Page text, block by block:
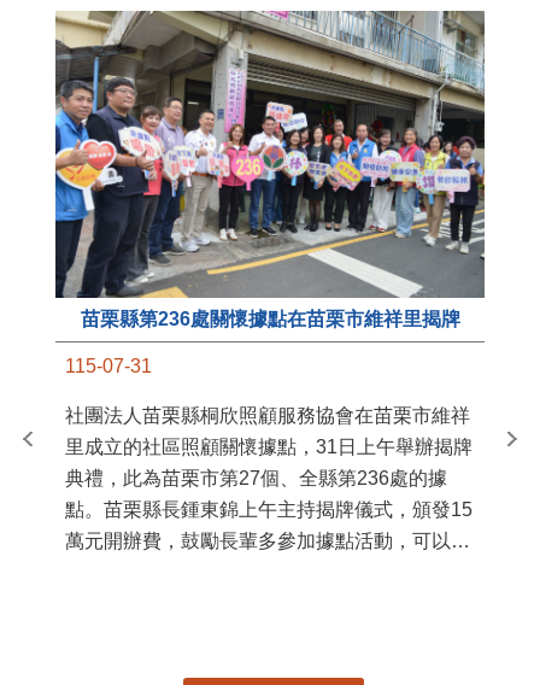
苗栗縣第236處關懷據點在苗栗市維祥里揭牌
115-07-31
社團法人苗栗縣桐欣照顧服務協會在苗栗市維祥
里成立的社區照顧關懷據點，31日上午舉辦揭牌
典禮，此為苗栗市第27個、全縣第236處的據
點。苗栗縣長鍾東錦上午主持揭牌儀式，頒發15
萬元開辦費，鼓勵長輩多參加據點活動，可以更
苗